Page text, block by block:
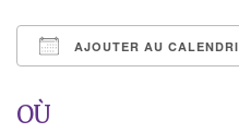
AJOUTER AU
OÙ